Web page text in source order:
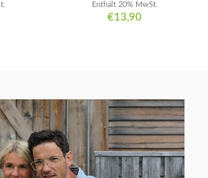
€13,90
Enthält 20% MwSt.